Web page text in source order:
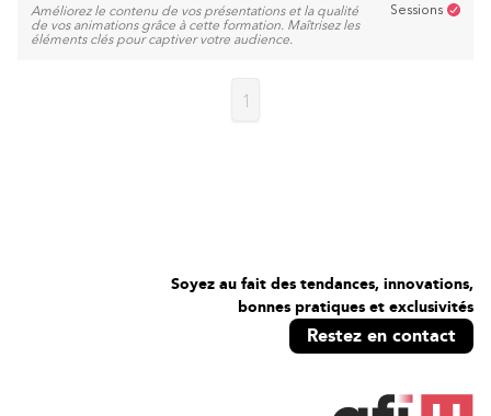
Améliorez le contenu de vos présentations et la qualité
de vos animations grâce à cette formation. Maîtrisez les
éléments clés pour captiver votre audience.
Sessions
1
Soyez au fait des tendances, innovations,
bonnes pratiques et exclusivités
Restez en contact